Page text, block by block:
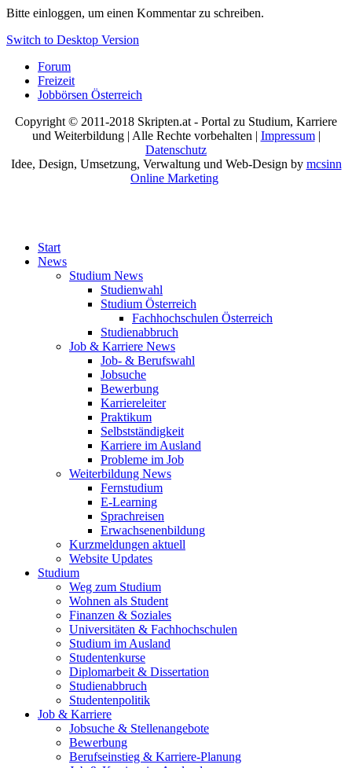
Bitte einloggen, um einen Kommentar zu schreiben.
Switch to Desktop Version
Forum
Freizeit
Jobbörsen Österreich
Copyright © 2011-2018 Skripten.at - Portal zu Studium, Karriere
und Weiterbildung | Alle Rechte vorbehalten | Impressum|
Datenschutz
Idee, Design, Umsetzung, Verwaltung und Web-Design by mcsinn
Online Marketing
Start
News
Studium News
Studienwahl
Studium Österreich
Fachhochschulen Österreich
Studienabbruch
Job & Karriere News
Job- & Berufswahl
Jobsuche
Bewerbung
Karriereleiter
Praktikum
Selbstständigkeit
Karriere im Ausland
Probleme im Job
Weiterbildung News
Fernstudium
E-Learning
Sprachreisen
Erwachsenenbildung
Kurzmeldungen aktuell
Website Updates
Studium
Weg zum Studium
Wohnen als Student
Finanzen & Soziales
Universitäten & Fachhochschulen
Studium im Ausland
Studentenkurse
Diplomarbeit & Dissertation
Studienabbruch
Studentenpolitik
Job & Karriere
Jobsuche & Stellenangebote
Bewerbung
Berufseinstieg & Karriere-Planung